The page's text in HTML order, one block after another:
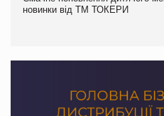
новинки від ТМ ТОКЕРИ
Millennium